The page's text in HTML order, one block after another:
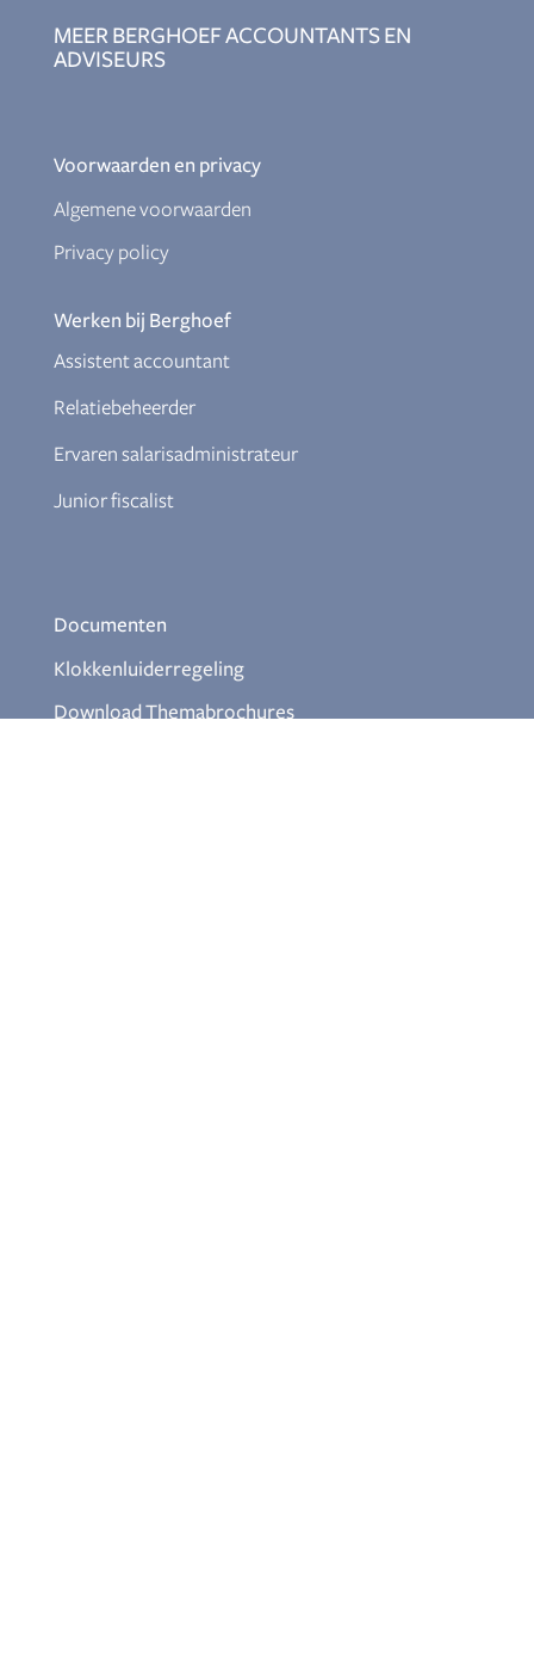
MEER BERGHOEF ACCOUNTANTS EN
ADVISEURS
Voorwaarden en privacy
Algemene voorwaarden
Privacy policy
Werken bij Berghoef
Assistent accountant
Relatiebeheerder
Ervaren salarisadministrateur
Junior fiscalist
Documenten
Klokkenluiderregeling
Download Themabrochures